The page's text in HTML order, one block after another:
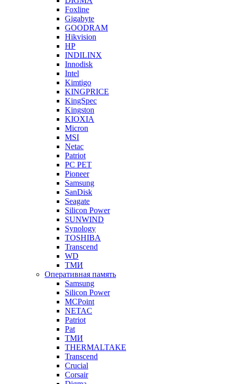
Foxline
Gigabyte
GOODRAM
Hikvision
HP
INDILINX
Innodisk
Intel
Kimtigo
KINGPRICE
KingSpec
Kingston
KIOXIA
Micron
MSI
Netac
Patriot
PC PET
Pioneer
Samsung
SanDisk
Seagate
Silicon Power
SUNWIND
Synology
TOSHIBA
Transcend
WD
ТМИ
Оперативная память
Samsung
Silicon Power
MCPoint
NETAC
Patriot
Pat
ТМИ
THERMALTAKE
Transcend
Crucial
Corsair